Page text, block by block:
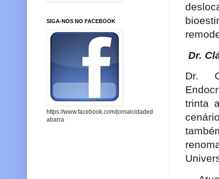
Dr.
Dr.
trinta
SIGA-NOS NO FACEBOOK
https://www.facebook.com/jornalcidaded
abarra